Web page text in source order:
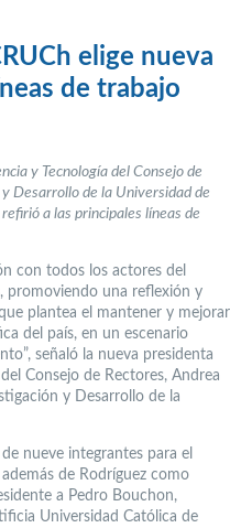
elige nueva
de trabajo
y Tecnología del Consejo de
Desarrollo de la Universidad de
a las principales líneas de
con todos los actores del
promoviendo una reflexión y
plantea el mantener y mejorar
del país, en un escenario
señaló la nueva presidenta
Consejo de Rectores, Andrea
y Desarrollo de la
nueve integrantes para el
de Rodríguez como
a Pedro Bouchon,
Universidad Católica de